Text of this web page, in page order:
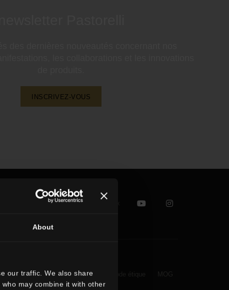
About
our traffic. We also share
may combine it with other
INSCRIVEZ-VOUS
Suivez-nous sur les réseaux sociaux
Whistleblowing Code étique MOG